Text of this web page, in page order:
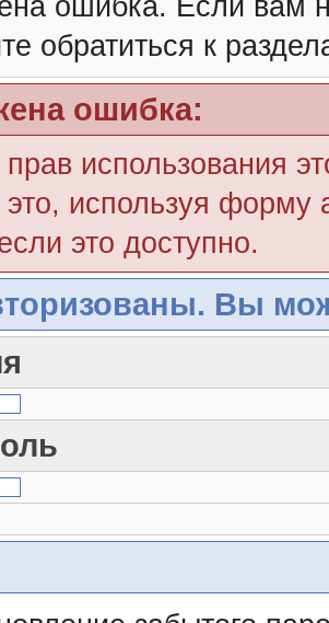
ошибка. Если вам
обратиться к
ошибка:
прав использования
это, используя форму
это доступно.
Вы